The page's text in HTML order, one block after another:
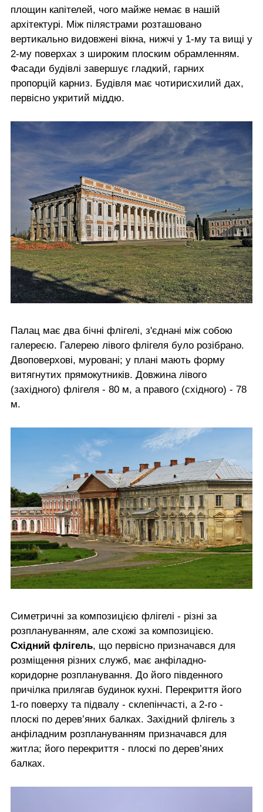
площин капітелей, чого майже немає в нашій
архітектурі. Між пілястрами розташовано
вертикально видовжені вікна, нижчі у 1-му та вищі у
2-му поверхах з широким плоским обрамленням.
Фасади будівлі завершує гладкий, гарних
пропорцій карниз. Будівля має чотирисхилий дах,
первісно укритий міддю.
Палац має два бічні флігелі, з'єднані між собою
галереєю. Галерею лівого флігеля було розібрано.
Двоповерхові, муровані; у плані мають форму
витягнутих прямокутників. Довжина лівого
(західного) флігеля - 80 м, а правого (східного) - 78
м.
Симетричні за композицією флігелі - різні за
розплануванням, але схожі за композицією.
Східний флігель, що первісно призначався для
розміщення різних служб, має анфіладно-
коридорне розпланування. До його південного
причілка прилягав будинок кухні. Перекриття його
1-го поверху та підвалу - склепінчасті, а 2-го -
плоскі по дерев’яних балках. Західний флігель з
анфіладним розплануванням призначався для
житла; його перекриття - плоскі по дерев’яних
балках.